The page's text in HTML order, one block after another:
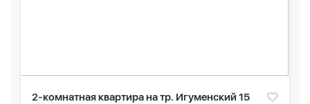
2-комнатная квартира на тр. Игуменский 15